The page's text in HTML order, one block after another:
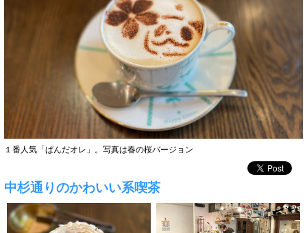
１番人気「ぱんだオレ」。写真は春の桜バージョン
中杉通りのかわいい系喫茶